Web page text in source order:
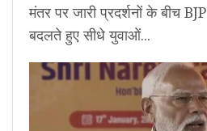
मंतर पर जारी प्रदर्शनों के बीच
बदलते हुए सीधे युवाओं...